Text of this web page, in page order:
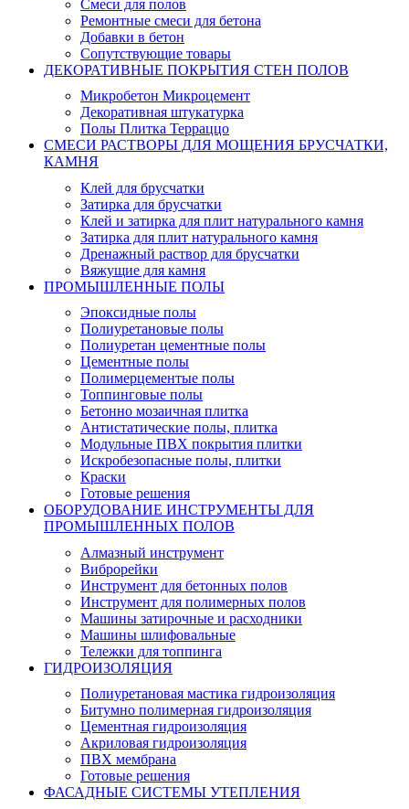
Смеси для полов
Ремонтные смеси для бетона
Добавки в бетон
Сопутствующие товары
ДЕКОРАТИВНЫЕ ПОКРЫТИЯ СТЕН ПОЛОВ
Микробетон Микроцемент
Декоративная штукатурка
Полы Плитка Терраццо
СМЕСИ РАСТВОРЫ ДЛЯ МОЩЕНИЯ БРУСЧАТКИ,
КАМНЯ
Клей для брусчатки
Затирка для брусчатки
Клей и затирка для плит натурального камня
Затирка для плит натурального камня
Дренажный раствор для брусчатки
Вяжущие для камня
ПРОМЫШЛЕННЫЕ ПОЛЫ
Эпоксидные полы
Полиуретановые полы
Полиуретан цементные полы
Цементные полы
Полимерцементые полы
Топпинговые полы
Бетонно мозаичная плитка
Антистатические полы, плитка
Модульные ПВХ покрытия плитки
Искробезопасные полы, плитки
Краски
Готовые решения
ОБОРУДОВАНИЕ ИНСТРУМЕНТЫ ДЛЯ
ПРОМЫШЛЕННЫХ ПОЛОВ
Алмазный инструмент
Виброрейки
Инструмент для бетонных полов
Инструмент для полимерных полов
Машины затирочные и расходники
Машины шлифовальные
Тележки для топпинга
ГИДРОИЗОЛЯЦИЯ
Полиуретановая мастика гидроизоляция
Битумно полимерная гидроизоляция
Цементная гидроизоляция
Акриловая гидроизоляция
ПВХ мембрана
Готовые решения
ФАСАДНЫЕ СИСТЕМЫ УТЕПЛЕНИЯ